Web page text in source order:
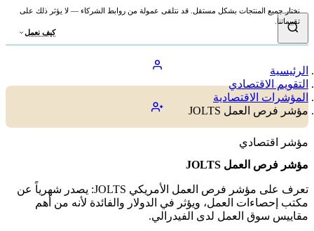
نختار جميع المنتجات بشكل مستقل. قد نتلقى عمولة من روابط الشركاء — لا يؤثر ذلك على
تقييماتنا.
كيف نعمل
الرئيسية
التقويم الاقتصادي
المؤشرات الاقتصادية
مؤشر فرص العمل JOLTS
مؤشر اقتصادي
مؤشر فرص العمل JOLTS
تعرف على مؤشر فرص العمل الأمريكي JOLTS: يصدر شهرياً عن
مكتب إحصاءات العمل، ويؤثر في الدولار والفائدة لأنه من أهم
مقاييس سوق العمل لدى الفيدرالي.